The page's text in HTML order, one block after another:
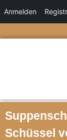
Anmelden
Schüssel